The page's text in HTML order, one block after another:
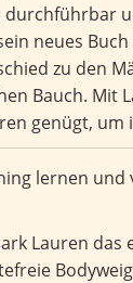
neues
zu den
Bauch.
genügt,
Lauren